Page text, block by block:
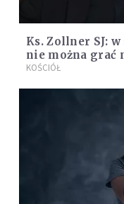
Ks. Zollner SJ:
nie można grać
KOŚCIÓŁ